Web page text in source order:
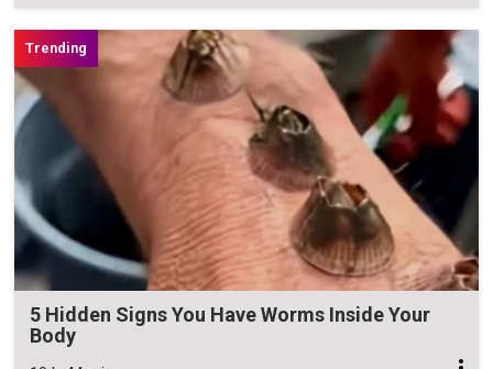
5 Hidden Signs You Have Worms Inside Your
Body